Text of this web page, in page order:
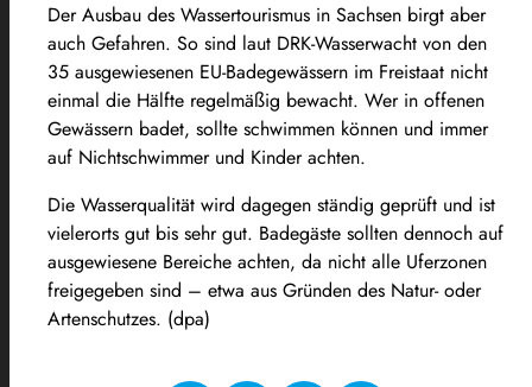
Der Ausbau des Wassertourismus in Sachsen birgt aber
auch Gefahren. So sind laut DRK-Wasserwacht von den
35 ausgewiesenen EU-Badegewässern im Freistaat nicht
einmal die Hälfte regelmäßig bewacht. Wer in offenen
Gewässern badet, sollte schwimmen können und immer
auf Nichtschwimmer und Kinder achten.
Die Wasserqualität wird dagegen ständig geprüft und ist
vielerorts gut bis sehr gut. Badegäste sollten dennoch auf
ausgewiesene Bereiche achten, da nicht alle Uferzonen
freigegeben sind – etwa aus Gründen des Natur- oder
Artenschutzes. (dpa)